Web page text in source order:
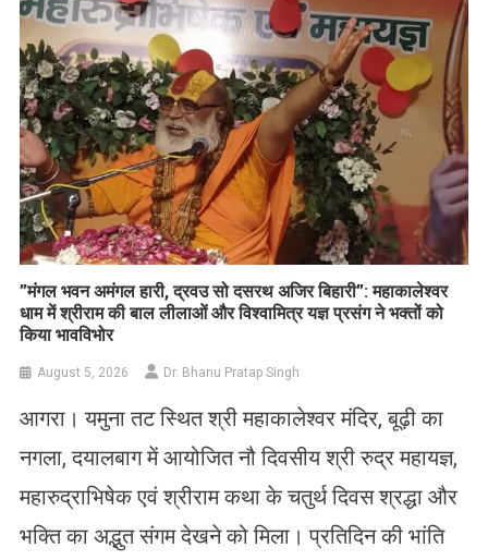
​”मंगल भवन अमंगल हारी, द्रवउ सो दसरथ अजिर बिहारी”: महाकालेश्वर
धाम में श्रीराम की बाल लीलाओं और विश्वामित्र यज्ञ प्रसंग ने भक्तों को
किया भावविभोर
August 5, 2026 Dr. Bhanu Pratap Singh
आगरा। यमुना तट स्थित श्री महाकालेश्वर मंदिर, बूढ़ी का
नगला, दयालबाग में आयोजित नौ दिवसीय श्री रुद्र महायज्ञ,
महारुद्राभिषेक एवं श्रीराम कथा के चतुर्थ दिवस श्रद्धा और
भक्ति का अद्भुत संगम देखने को मिला। प्रतिदिन की भांति